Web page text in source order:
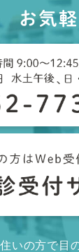
お気
いの方で目